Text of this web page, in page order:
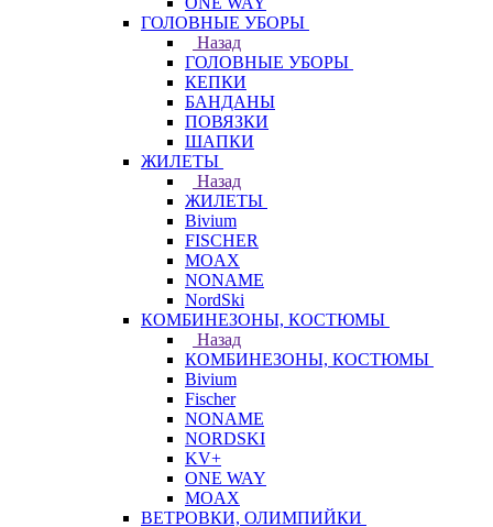
ГОЛОВНЫЕ УБОРЫ
Назад
ГОЛОВНЫЕ УБОРЫ
КЕПКИ
БАНДАНЫ
ПОВЯЗКИ
ШАПКИ
ЖИЛЕТЫ
Назад
ЖИЛЕТЫ
Bivium
FISCHER
MOAX
NONAME
NordSki
КОМБИНЕЗОНЫ, КОСТЮМЫ
Назад
КОМБИНЕЗОНЫ, КОСТЮМЫ
Bivium
Fischer
NONAME
NORDSKI
KV+
ONE WAY
MOAX
ВЕТРОВКИ, ОЛИМПИЙКИ